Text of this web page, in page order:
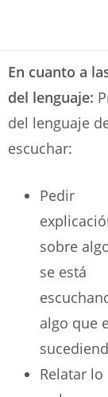
En cuanto a
del lenguaje:
del lenguaje
escuchar:
Pedir
sobre
se está
algo que
Relatar lo